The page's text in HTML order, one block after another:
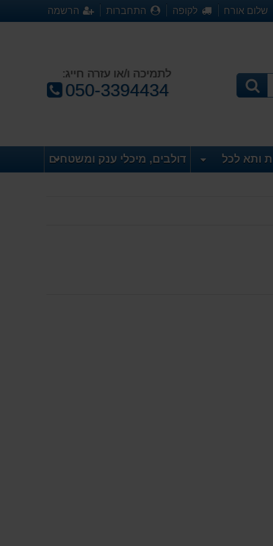
שלום אורח לקופה התחברות הרשמה
לתמיכה ו/או עזרה חייג:
טלפון:
050-3394434
ותא לכל דולבים, מיכלי ענק ומשטחים